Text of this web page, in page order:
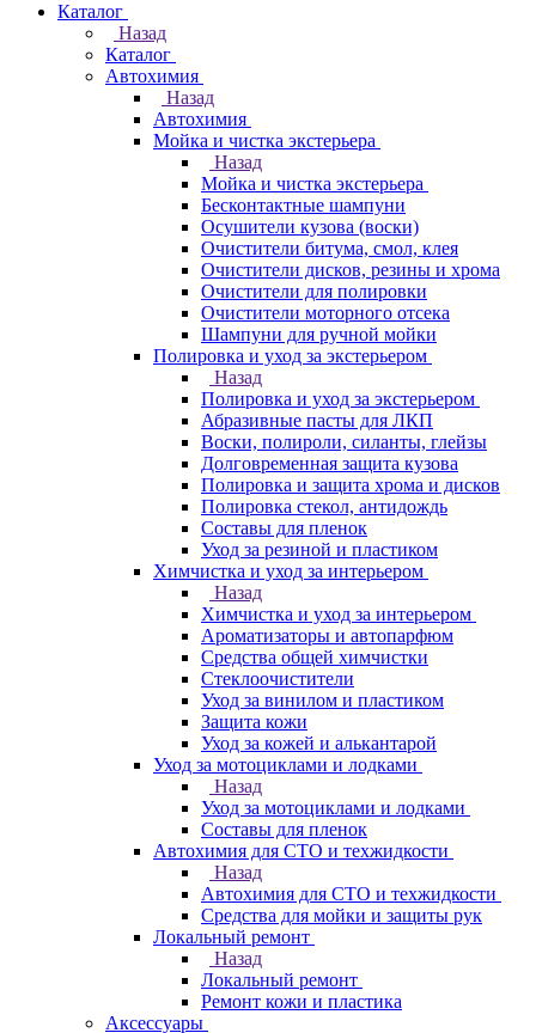
Каталог
Назад
Каталог
Автохимия
Назад
Автохимия
Мойка и чистка экстерьера
Назад
Мойка и чистка экстерьера
Бесконтактные шампуни
Осушители кузова (воски)
Очистители битума, смол, клея
Очистители дисков, резины и хрома
Очистители для полировки
Очистители моторного отсека
Шампуни для ручной мойки
Полировка и уход за экстерьером
Назад
Полировка и уход за экстерьером
Абразивные пасты для ЛКП
Воски, полироли, силанты, глейзы
Долговременная защита кузова
Полировка и защита хрома и дисков
Полировка стекол, антидождь
Составы для пленок
Уход за резиной и пластиком
Химчистка и уход за интерьером
Назад
Химчистка и уход за интерьером
Ароматизаторы и автопарфюм
Средства общей химчистки
Стеклоочистители
Уход за винилом и пластиком
Защита кожи
Уход за кожей и алькантарой
Уход за мотоциклами и лодками
Назад
Уход за мотоциклами и лодками
Составы для пленок
Автохимия для СТО и техжидкости
Назад
Автохимия для СТО и техжидкости
Средства для мойки и защиты рук
Локальный ремонт
Назад
Локальный ремонт
Ремонт кожи и пластика
Аксессуары